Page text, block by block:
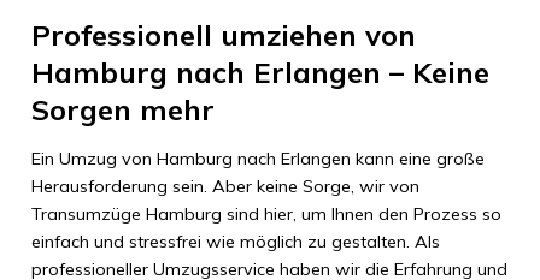
Professionell umziehen von
Hamburg nach Erlangen – Keine
Sorgen mehr
Ein Umzug von Hamburg nach Erlangen kann eine große
Herausforderung sein. Aber keine Sorge, wir von
Transumzüge Hamburg sind hier, um Ihnen den Prozess so
einfach und stressfrei wie möglich zu gestalten. Als
professioneller Umzugsservice haben wir die Erfahrung und